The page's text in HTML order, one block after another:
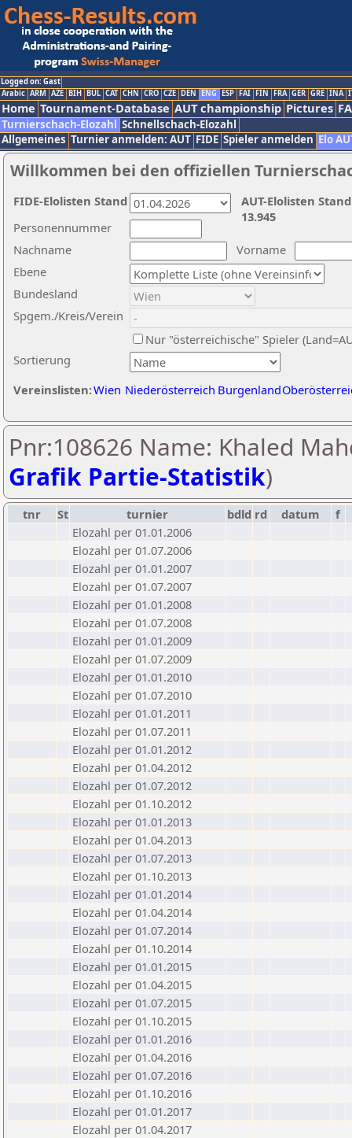
Logged on: Gast
Arabic ARM AZE BIH BUL CAT CHN CRO CZE DEN ENG ESP FAI FIN FRA GER GRE INA
Home Tournament-Database AUT championship Pictures
Turnierschach-Elozahl Schnellschach-Elozahl
Allgemeines Turnier anmelden: AUT FIDE Spieler anmelden Elo
Willkommen bei den offiziellen
Nachname
Vorname
Ebene
Sortierung
Personennummer
Bundesland
Spgem./Kreis/Verein
Nur "österreichische" Spieler
Vereinslisten:Wien Niederösterreich Burgenland
AUT-Elolisten
13.945
FIDE-Elolisten Stand
Pnr:108626 Name: Khaled
Grafik Partie-Statistik)
tnr St turnier bdld rd datum
f
Elozahl per 01.01.2006
Elozahl per 01.07.2006
Elozahl per 01.01.2007
Elozahl per 01.07.2007
Elozahl per 01.01.2008
Elozahl per 01.07.2008
Elozahl per 01.01.2009
Elozahl per 01.07.2009
Elozahl per 01.01.2010
Elozahl per 01.07.2010
Elozahl per 01.01.2011
Elozahl per 01.07.2011
Elozahl per 01.01.2012
Elozahl per 01.04.2012
Elozahl per 01.07.2012
Elozahl per 01.10.2012
Elozahl per 01.01.2013
Elozahl per 01.04.2013
Elozahl per 01.07.2013
Elozahl per 01.10.2013
Elozahl per 01.01.2014
Elozahl per 01.04.2014
Elozahl per 01.07.2014
Elozahl per 01.10.2014
Elozahl per 01.01.2015
Elozahl per 01.04.2015
Elozahl per 01.07.2015
Elozahl per 01.10.2015
Elozahl per 01.01.2016
Elozahl per 01.04.2016
Elozahl per 01.07.2016
Elozahl per 01.10.2016
Elozahl per 01.01.2017
Elozahl per 01.04.2017